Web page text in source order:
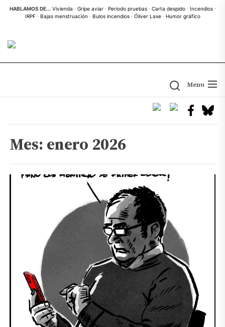
Skip
content
HABLAMOS DE... Vivienda · Gripe aviar· Periodo pruebas· Carta despido· Incendios·
IRPF· Bajas menstruación · Bulos incendios· Óliver Laxe· Humor gráfico
Menu
Mes: enero 2026